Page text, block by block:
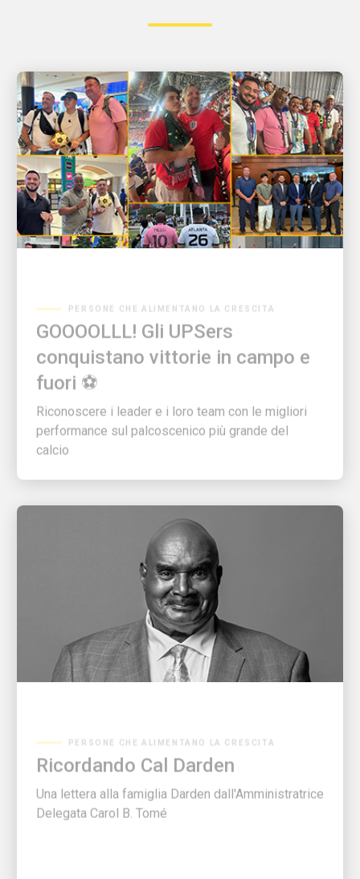
GOOOOLLL! Gli UPSers
conquistano vittorie in campo e
fuori ⚽
Riconoscere i leader e i loro team con le migliori
performance sul palcoscenico più grande del
calcio
Ricordando Cal Darden
Una lettera alla famiglia Darden dall'Amministratrice
Delegata Carol B. Tomé